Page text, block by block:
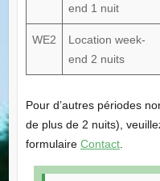
end 1 nuit
WE2
Location week-
end 2 nuits
Pour d’autres périodes
de plus de 2 nuits),
formulaire Contact.